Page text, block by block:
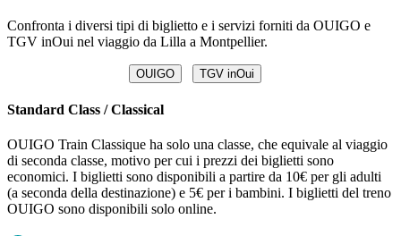
Confronta i diversi tipi di biglietto e i servizi forniti da OUIGO e
TGV inOui nel viaggio da Lilla a Montpellier.
OUIGO TGV inOui
Standard Class / Classical
OUIGO Train Classique ha solo una classe, che equivale al viaggio
di seconda classe, motivo per cui i prezzi dei biglietti sono
economici. I biglietti sono disponibili a partire da 10€ per gli adulti
(a seconda della destinazione) e 5€ per i bambini. I biglietti del treno
OUIGO sono disponibili solo online.